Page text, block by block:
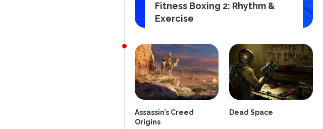
Fitness Boxing 2: Rhythm &
Exercise
Assassin’s Creed
Origins
Dead Space